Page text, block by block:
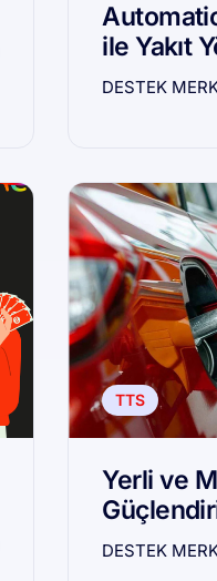
ile Yakıt
DESTEK
TTS
Yerli ve
DESTEK